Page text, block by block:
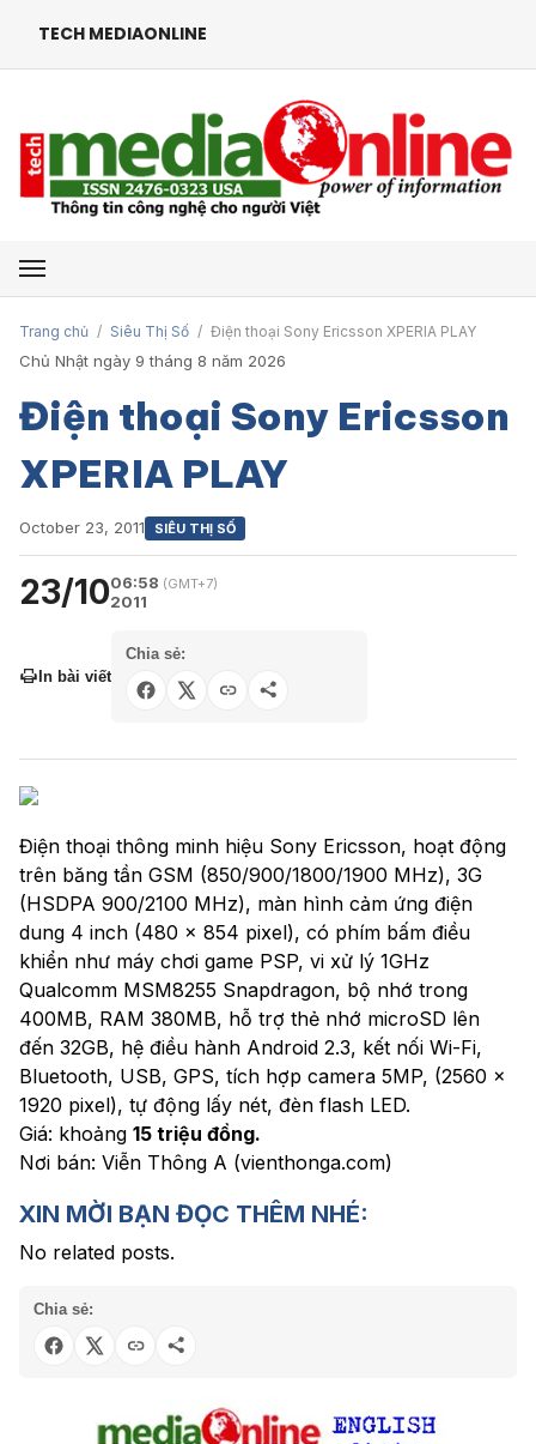
TECH MEDIAONLINE
Mở menu
Trang chủ / Siêu Thị Số / Điện thoại Sony Ericsson XPERIA PLAY
Chủ Nhật ngày 9 tháng 8 năm 2026
Điện thoại Sony Ericsson
XPERIA PLAY
October 23, 2011 SIÊU THỊ SỐ
23/1006:58 (GMT+7)
2011
In bài viết
Chia sẻ:
Điện thoại thông minh hiệu Sony Ericsson, hoạt động
trên băng tần GSM (850/900/1800/1900 MHz), 3G
(HSDPA 900/2100 MHz), màn hình cảm ứng điện
dung 4 inch (480 x 854 pixel), có phím bấm điều
khiển như máy chơi game PSP, vi xử lý 1GHz
Qualcomm MSM8255 Snapdragon, bộ nhớ trong
400MB, RAM 380MB, hỗ trợ thẻ nhớ microSD lên
đến 32GB, hệ điều hành Android 2.3, kết nối Wi-Fi,
Bluetooth, USB, GPS, tích hợp camera 5MP, (2560 x
1920 pixel), tự động lấy nét, đèn flash LED.
Giá: khoảng 15 triệu đồng.
Nơi bán: Viễn Thông A (vienthonga.com)
XIN MỜI BẠN ĐỌC THÊM NHÉ:
No related posts.
Chia sẻ: